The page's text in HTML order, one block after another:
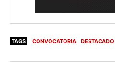
TAGS CONVOCATORIA DESTACADO